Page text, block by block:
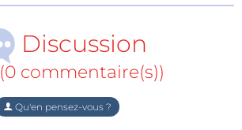
Discussion
(0 commentaire(s))
Qu'en pensez-vous ?